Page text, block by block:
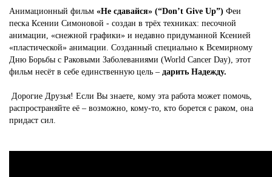
Анимационный фильм «Не сдавайся» (“Don’t Give Up”) Феи
песка Ксении Симоновой - создан в трёх техниках: песочной
анимации, «снежной графики» и недавно придуманной Ксенией
«пластической» анимации. Созданный специально к Всемирному
Дню Борьбы с Раковыми Заболеваниями (World Cancer Day), этот
фильм несёт в себе единственную цель – дарить Надежду.
Дорогие Друзья! Если Вы знаете, кому эта работа может помочь,
распространяйте её – возможно, кому-то, кто борется с раком, она
придаст сил.